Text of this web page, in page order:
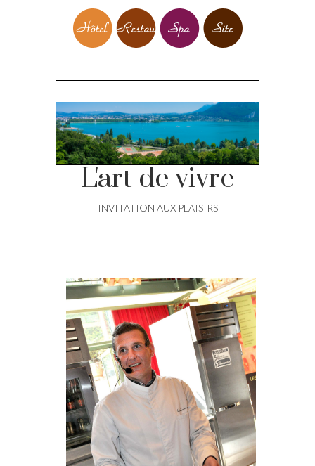
L'art de vivre
INVITATION AUX PLAISIRS